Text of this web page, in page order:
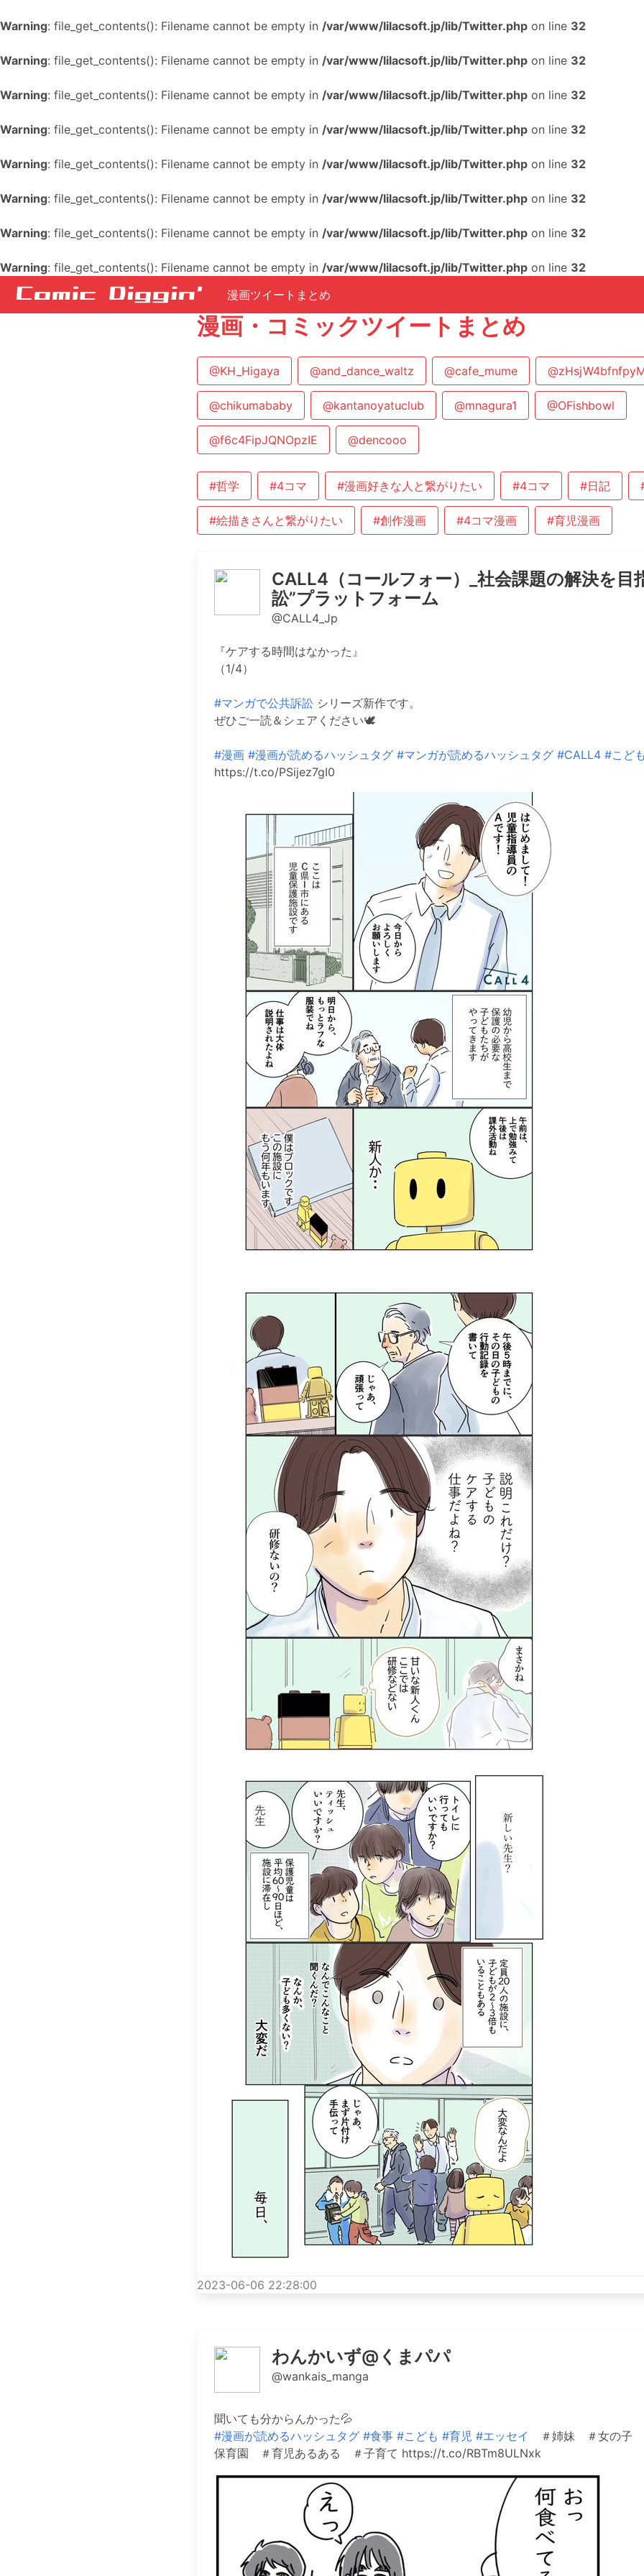
Warning: file_get_contents(): Filename cannot be empty in /var/www/lilacsoft.jp/lib/Twitter.php on line 32
Warning: file_get_contents(): Filename cannot be empty in /var/www/lilacsoft.jp/lib/Twitter.php on line 32
Warning: file_get_contents(): Filename cannot be empty in /var/www/lilacsoft.jp/lib/Twitter.php on line 32
Warning: file_get_contents(): Filename cannot be empty in /var/www/lilacsoft.jp/lib/Twitter.php on line 32
Warning: file_get_contents(): Filename cannot be empty in /var/www/lilacsoft.jp/lib/Twitter.php on line 32
Warning: file_get_contents(): Filename cannot be empty in /var/www/lilacsoft.jp/lib/Twitter.php on line 32
Warning: file_get_contents(): Filename cannot be empty in /var/www/lilacsoft.jp/lib/Twitter.php on line 32
Warning: file_get_contents(): Filename cannot be empty in /var/www/lilacsoft.jp/lib/Twitter.php on line 32
漫画ツイートまとめ
漫画・コミックツイートまとめ
@KH_Higaya @and_dance_waltz @cafe_mume
@chikumababy @kantanoyatuclub @mnagura1 @OFishbowl
@f6c4FipJQNOpzIE @dencooo
#哲学 #4コマ #漫画好きな人と繋がりたい #4コマ #日記
#絵描きさんと繋がりたい #創作漫画 #4コマ漫画 #育児漫画
CALL4（コールフォー）_社会課題の解決を目
訟”プラットフォーム
@CALL4_Jp
『ケアする時間はなかった』
（1/4）
#マンガで公共訴訟シリーズ新作です。
ぜひご一読＆シェアください🕊
#漫画 #漫画が読めるハッシュタグ #マンガが読めるハッシュタグ #CALL4 #こど
https://t.co/PSijez7gI0
2023-06-06 22:28:00
わんかいず@くまパパ
@wankais_manga
聞いても分からんかった💦
#漫画が読めるハッシュタグ #食事 #こども #育児 #エッセイ
＃姉妹 ＃女の子
保育園 ＃育児あるある ＃子育て https://t.co/RBTm8ULNxk